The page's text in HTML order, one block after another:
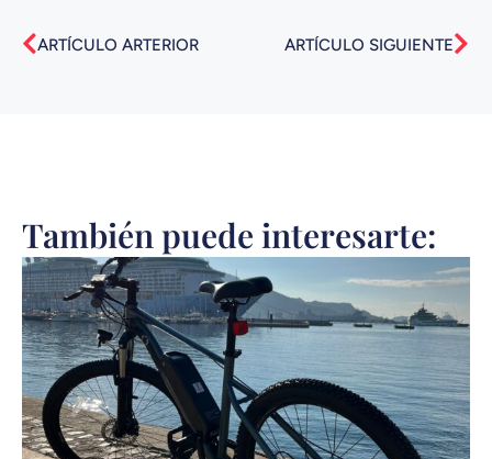
Ant
ARTÍCULO ARTERIOR ARTÍCULO SIGUIENTE
También puede interesarte: